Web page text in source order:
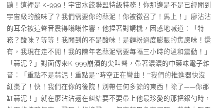
聽！這裡是 K-999！宇宙水餃聯盟特級特務！你那邊是不是已經聞到
宇宙級的酸味了？我們需要你的蒜泥！你被徵召了！馬上！」廖沾沾
的耳朵被這聲音震得嗡嗡作響，他捏著對講機，困惑地喊道：「特
務？酸味？等等！我聞到的不是酸味！是麵粉過度膨脹的焦慮味！還
有，我現在走不開！我的陳年老蒜泥需要每隔三小時的溫和震動！」
「蒜泥？」對面傳來K-999崩潰的尖叫聲，帶著濃濃的中藥味電子雜
音：「重點不是蒜泥！重點是**時空正在彎曲！**我們的推進器快沒
紅棗了！快！我們在你的後院！別帶任何多餘的東西！除了——你那
缸蒜泥！」就在廖沾沾還在糾結要不要帶上他最珍愛的那把銀勺時，